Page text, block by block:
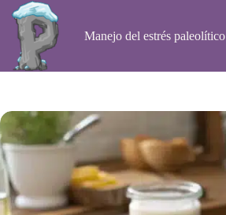
Saltar
contenido
Manejo del estrés paleolítico